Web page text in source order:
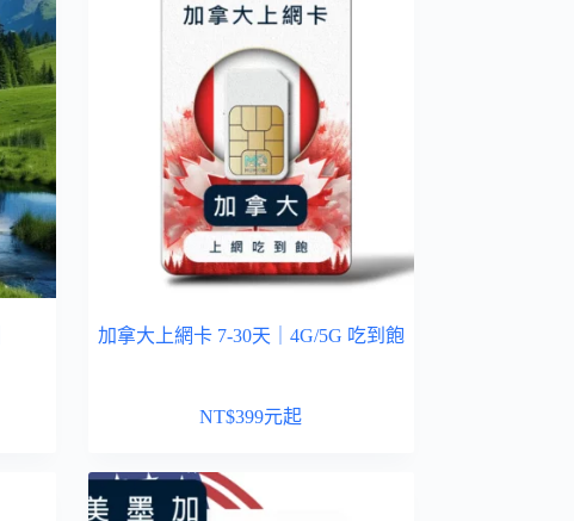
加拿大上網卡 7-30天｜4G/5G 吃到飽
NT$399元起